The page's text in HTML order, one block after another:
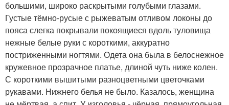
большими, широко раскрытыми голубыми глазами.
Густые тёмно-русые с рыжеватым отливом локоны до
пояса слегка покрывали покоящиеся вдоль туловища
нежные белые руки с короткими, аккуратно
постриженными ногтями. Одета она была в белоснежное
кружевное прозрачное платье, длиной чуть ниже колен.
С короткими вышитыми разноцветными цветочками
рукавами. Нижнего белья не было. Казалось, женщина